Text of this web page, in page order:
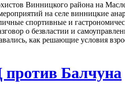
Винницкого района на
на селе винницкие
спортивные и
о безвластии и
как решающие условия
Балчуна